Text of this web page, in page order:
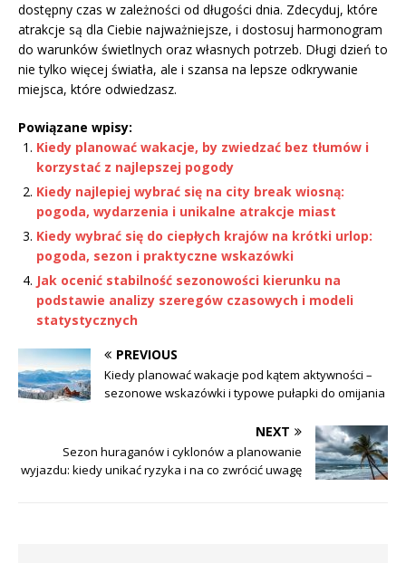
dostępny czas w zależności od długości dnia. Zdecyduj, które
atrakcje są dla Ciebie najważniejsze, i dostosuj harmonogram
do warunków świetlnych oraz własnych potrzeb. Długi dzień to
nie tylko więcej światła, ale i szansa na lepsze odkrywanie
miejsca, które odwiedzasz.
Powiązane wpisy:
Kiedy planować wakacje, by zwiedzać bez tłumów i
korzystać z najlepszej pogody
Kiedy najlepiej wybrać się na city break wiosną:
pogoda, wydarzenia i unikalne atrakcje miast
Kiedy wybrać się do ciepłych krajów na krótki urlop:
pogoda, sezon i praktyczne wskazówki
Jak ocenić stabilność sezonowości kierunku na
podstawie analizy szeregów czasowych i modeli
statystycznych
PREVIOUS
Kiedy planować wakacje pod kątem aktywności –
sezonowe wskazówki i typowe pułapki do omijania
NEXT
Sezon huraganów i cyklonów a planowanie
wyjazdu: kiedy unikać ryzyka i na co zwrócić uwagę